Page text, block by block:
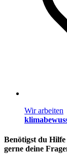
Wir arbeiten
Benötigst du
gerne deine